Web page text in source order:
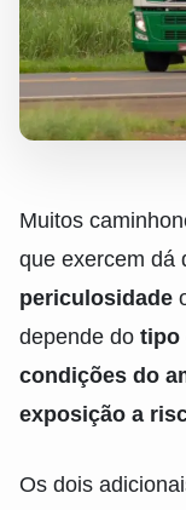
Muitos
que exercem dá
periculosidade
depende do tipo
condições do
exposição a
Os dois